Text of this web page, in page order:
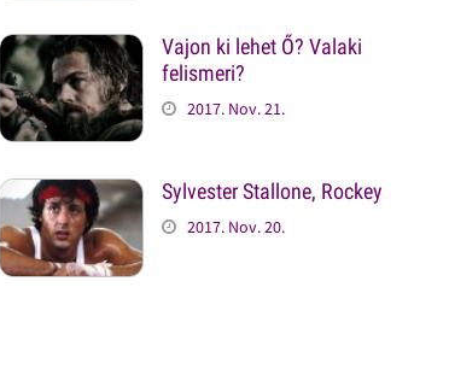
Vajon ki lehet Ő? Valaki
felismeri?
2017. Nov. 21.
Sylvester Stallone, Rockey
2017. Nov. 20.